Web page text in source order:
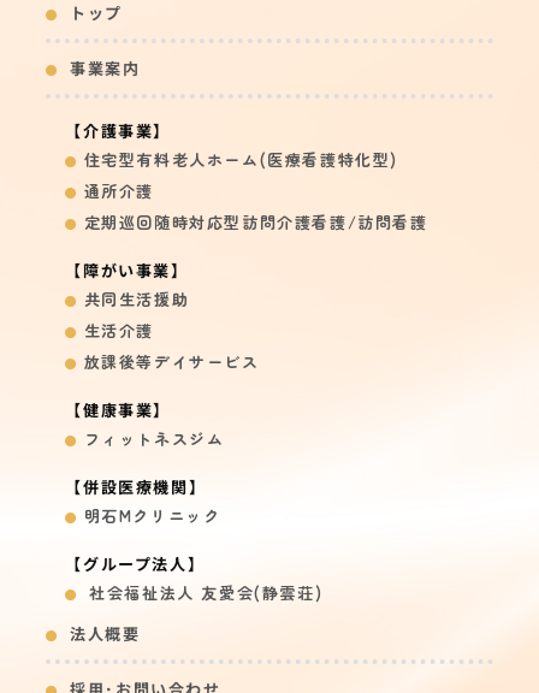
トップ
事業案内
【介護事業】
住宅型有料老人ホーム(医療看護特化型)
通所介護
定期巡回随時対応型訪問介護看護/訪問看護
【障がい事業】
共同生活援助
生活介護
放課後等デイサービス
【健康事業】
フィットネスジム
【併設医療機関】
明石Mクリニック
【グループ法人】
社会福祉法人 友愛会(静雲荘)
法人概要